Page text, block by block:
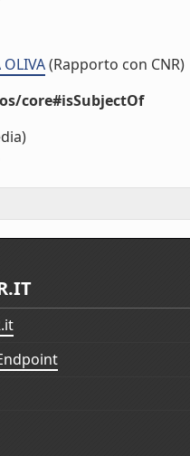
(Rapporto con CNR)
core#isSubjectOf